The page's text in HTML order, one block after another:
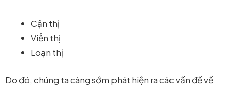
Cận thị
Viễn thị
Loạn thị
Do đó, chúng ta càng sớm phát hiện ra các vấn đề về